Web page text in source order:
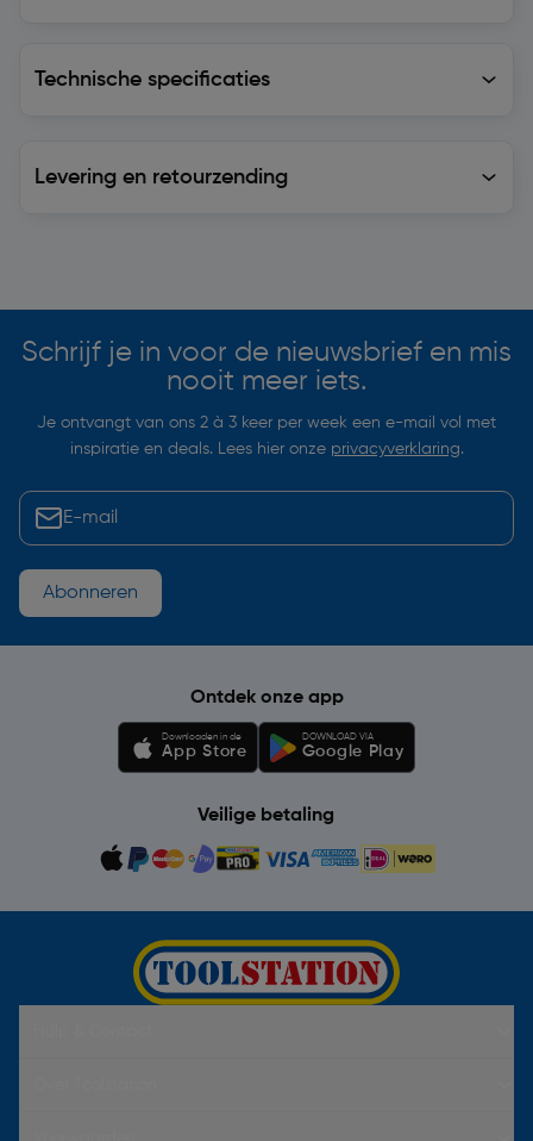
Technische specificaties
Levering en retourzending
Schrijf je in voor de nieuwsbrief en mis
nooit meer iets.
Je ontvangt van ons 2 à 3 keer per week een e-mail vol met
inspiratie en deals. Lees hier onze privacyverklaring.
Abonneren
Ontdek onze app
Downloaden in de
App Store
DOWNLOAD VIA
Google Play
Veilige betaling